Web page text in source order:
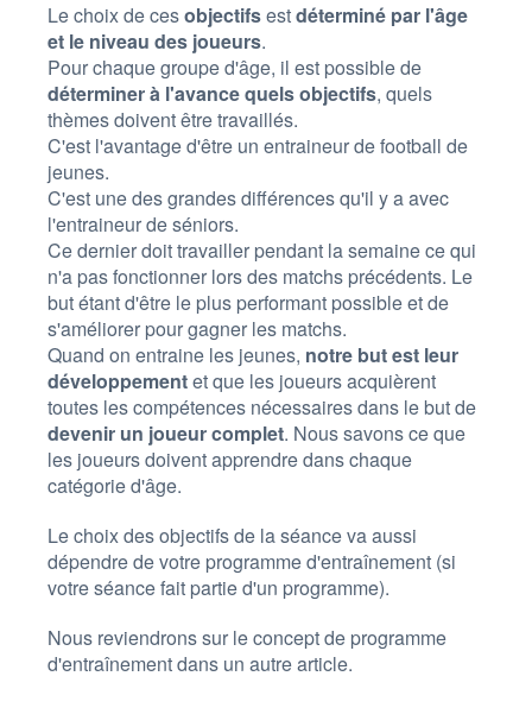
Le choix de cesobjectifsestdéterminé par l'âge
et le niveau des joueurs.
Pour chaque groupe d'âge, il est possible de
déterminer à l'avance quels objectifs, quels
thèmes doivent être travaillés.
C'est l'avantage d'être un entraineur de football de
jeunes.
C'est une des grandes différences qu'il y a avec
l'entraineur de séniors.
Ce dernier doit travailler pendant la semaine ce qui
n'a pas fonctionner lors des matchs précédents. Le
but étant d'être le plus performant possible et de
s'améliorer pour gagner les matchs.
Quand on entraine les jeunes, notre but est leur
développementet que les joueurs acquièrent
toutes les compétences nécessaires dans le but de
devenir un joueur complet. Nous savons ce que
les joueurs doivent apprendre dans chaque
catégorie d'âge.
Le choix des objectifs de la séance va aussi
dépendre de votre programme d'entraînement (si
votre séance fait partie d'un programme).
Nous reviendrons sur le concept de programme
d'entraînement dans un autre article.